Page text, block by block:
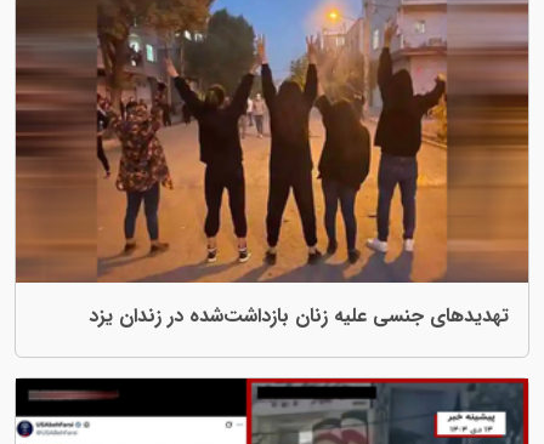
علیه زنان بازداشت‌شده در زندان یزد